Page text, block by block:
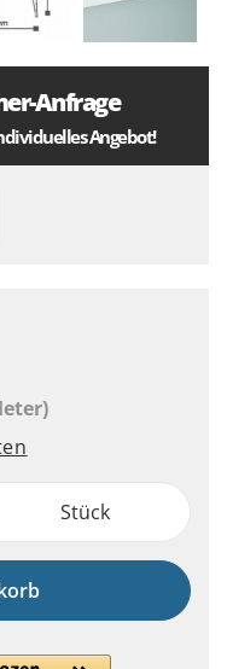
Anfrage
Angebot!
Stück